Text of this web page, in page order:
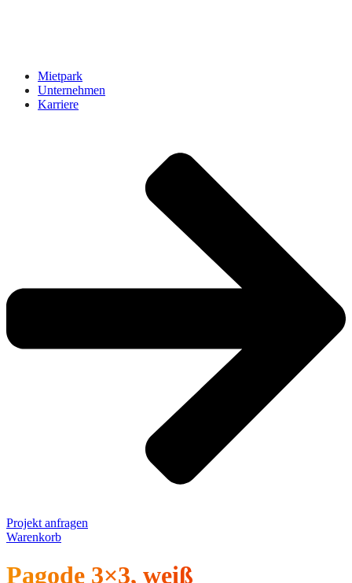
Mietpark
Unternehmen
Karriere
Projekt anfragen
Warenkorb
Pagode 3×3, weiß